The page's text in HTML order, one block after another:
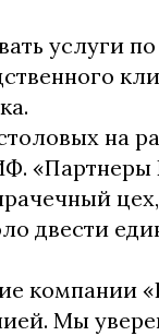
услуги
на
«Партнеры
двести
компании
Мы